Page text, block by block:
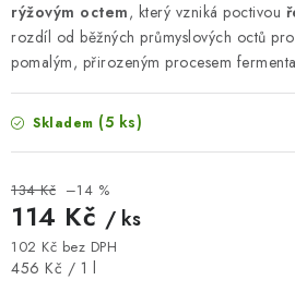
Reklamace a vrácení zboží
Podmínky ochrany osobních údajů
rýžovým octem, který vzniká poctivou
rozdíl od běžných průmyslových octů
pomalým, přirozeným procesem
Skladem (5 ks)
134 Kč –14 %
114 Kč / ks
102 Kč bez DPH
Měrná cena:
456 Kč / 1 l